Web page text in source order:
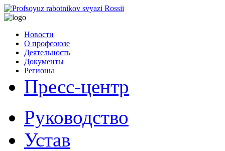
Новости
О профсоюзе
Деятельность
Документы
Регионы
Пресс-центр
Руководство
Устав